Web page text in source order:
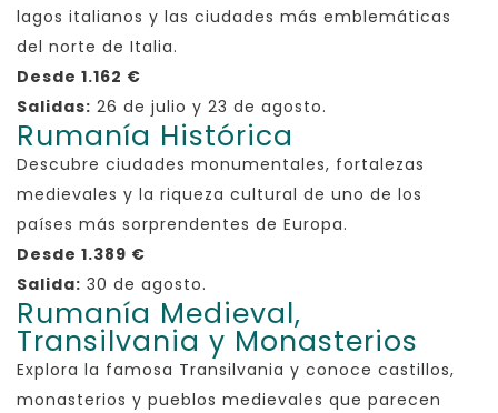
lagos italianos y las ciudades más emblemáticas
del norte de Italia.
Desde 1.162 €
Salidas: 26 de julio y 23 de agosto.
Rumanía Histórica
Descubre ciudades monumentales, fortalezas
medievales y la riqueza cultural de uno de los
países más sorprendentes de Europa.
Desde 1.389 €
Salida: 30 de agosto.
Rumanía Medieval,
Transilvania y Monasterios
Explora la famosa Transilvania y conoce castillos,
monasterios y pueblos medievales que parecen